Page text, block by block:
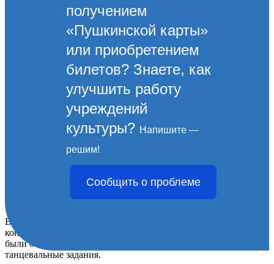
получением
«Пушкинской карты»
или приобретением
билетов? Знаете, как
улучшить работу
учреждений
культуры? Напишите —
решим!
Сообщить о проблеме
Серебряные волонтеры
объединения «Бриз» провели
праздник для пенсионеров
В программе праздника "Золотая осень" были: кулинарный
конкурс "Волшебница осень" и конкурс "Мисс осень". Это
были очень сложные интеллектуальные, вокальные и
танцевальные задания.